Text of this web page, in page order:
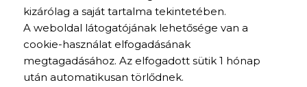
kizárólag a saját tartalma tekintetében.
A weboldal látogatójának lehetősége van a
cookie-használat elfogadásának
megtagadásához. Az elfogadott sütik 1 hónap
után automatikusan törlődnek.